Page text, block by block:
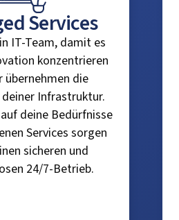
Services
IT-Team, damit es
konzentrieren
übernehmen die
Infrastruktur.
deine Bedürfnisse
Services sorgen
sicheren und
24/7-Betrieb.